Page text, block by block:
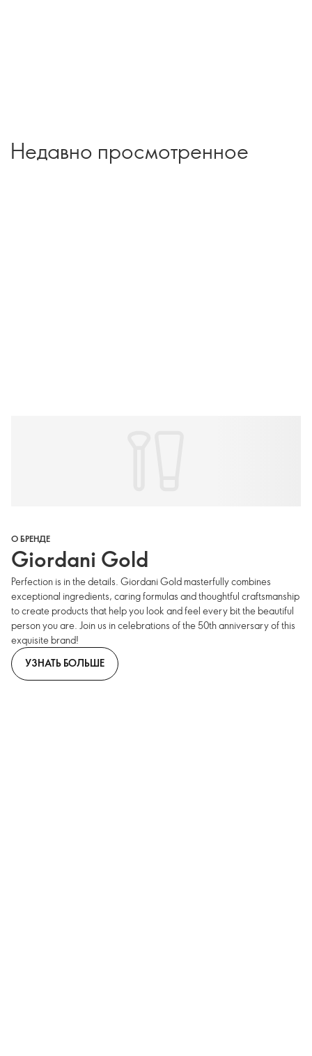
Недавно просмотренное
О БРЕНДЕ
Giordani Gold
Perfection is in the details. Giordani Gold masterfully combines
exceptional ingredients, caring formulas and thoughtful craftsmanship
to create products that help you look and feel every bit the beautiful
person you are. Join us in celebrations of the 50th anniversary of this
exquisite brand!
УЗНАТЬ БОЛЬШЕ